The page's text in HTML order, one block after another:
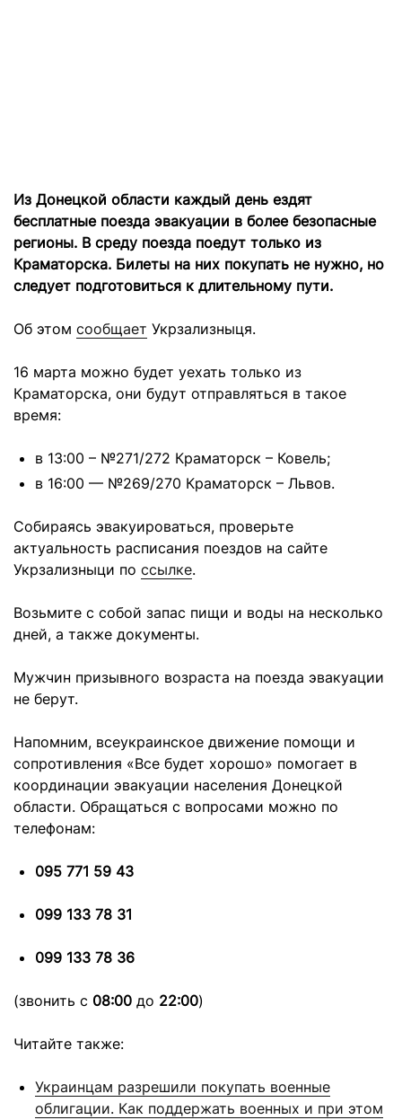
Из Донецкой области каждый день ездят
бесплатные поезда эвакуации в более безопасные
регионы. В среду поезда поедут только из
Краматорска. Билеты на них покупать не нужно, но
следует подготовиться к длительному пути.
Об этом сообщает Укрзализныця.
16 марта можно будет уехать только из
Краматорска, они будут отправляться в такое
время:
в 13:00 – №271/272 Краматорск – Ковель;
в 16:00 — №269/270 Краматорск – Львов.
Собираясь эвакуироваться, проверьте
актуальность расписания поездов на сайте
Укрзализныци по ссылке.
Возьмите с собой запас пищи и воды на несколько
дней, а также документы.
Мужчин призывного возраста на поезда эвакуации
не берут.
Напомним, всеукраинское движение помощи и
сопротивления «Все будет хорошо» помогает в
координации эвакуации населения Донецкой
области. Обращаться с вопросами можно по
телефонам:
095 771 59 43
099 133 78 31
099 133 78 36
(звонить с 08:00 до 22:00)
Читайте также:
Украинцам разрешили покупать военные
облигации. Как поддержать военных и при этом